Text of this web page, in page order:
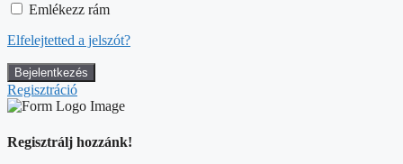
Emlékezz rám
Elfelejtetted a jelszót?
Regisztráció
Regisztrálj hozzánk!